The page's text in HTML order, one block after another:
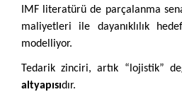
IMF literatürü de parçalanma
maliyetleri ile dayanıklılık
modelliyor.
Tedarik zinciri, artık “lojistik”
altyapısıdır.